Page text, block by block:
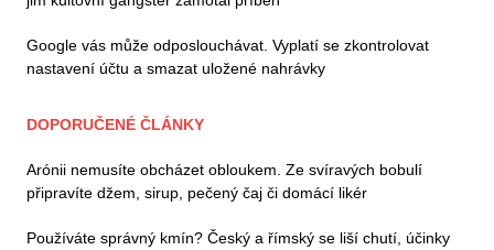
Google vás může odposlouchávat. Vyplatí se zkontrolovat
nastavení účtu a smazat uložené nahrávky
DOPORUČENÉ ČLÁNKY
Arónii nemusíte obcházet obloukem. Ze svíravých bobulí
připravíte džem, sirup, pečený čaj či domácí likér
Používáte správný kmín? Český a římský se liší chutí, účinky